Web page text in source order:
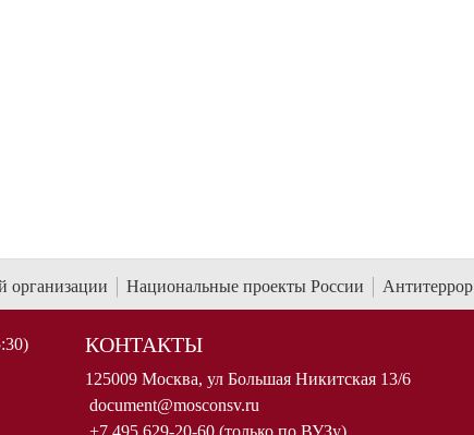
организации Национальные проекты России Антитеррор
КОНТАКТЫ
125009 Москва, ул Большая Никитская 13/6
document@mosconsv.ru
+7 495 629-20-60 (только по ВУЗу)